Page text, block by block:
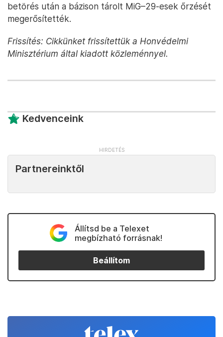
betörés után a bázison tárolt MiG–29-esek őrzését
megerősítették.
Frissítés: Cikkünket frissítettük a Honvédelmi
Minisztérium által kiadott közleménnyel.
Kedvenceink
Partnereinktől
Állítsd be a Telexet
megbízható forrásnak!
Beállítom